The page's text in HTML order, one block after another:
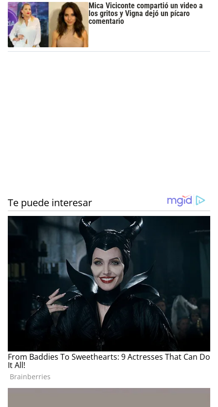
Mica Viciconte compartió un video a
los gritos y Vigna dejó un pícaro
comentario